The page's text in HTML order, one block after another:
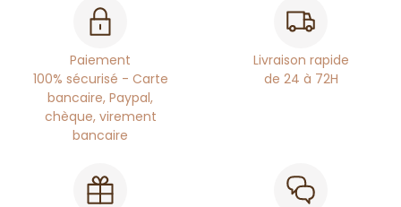
Paiement
100% sécurisé - Carte
bancaire, Paypal,
chèque, virement
bancaire
Livraison rapide
de 24 à 72H